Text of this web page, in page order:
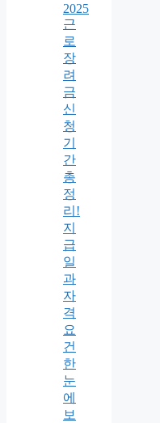
2025
근
로
장
려
금
신
청
기
간
총
정
리!
지
급
일
과
자
격
요
건
한
눈
에
보